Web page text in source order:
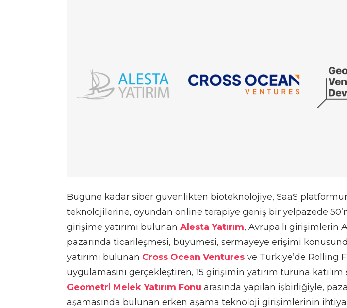
Bugüne kadar siber güvenlikten bioteknolojiye, SaaS
teknolojilerine, oyundan online terapiye geniş bir yelpazede
girişime yatırımı bulunan Alesta Yatırım, Avrupa’lı girişimlerin
pazarında ticarileşmesi, büyümesi, sermayeye erişimi
yatırımı bulunan Cross Ocean Ventures ve Türkiye’de Rolling
uygulamasını gerçekleştiren, 15 girişimin yatırım turuna katılım
Geometri Melek Yatırım Fonu arasında yapılan işbirliğiyle,
aşamasında bulunan erken aşama teknoloji girişimlerinin